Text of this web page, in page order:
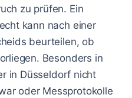
zu prüfen. Ein
kann nach einer
beurteilen, ob
Besonders in
in Düsseldorf nicht
oder Messprotokolle